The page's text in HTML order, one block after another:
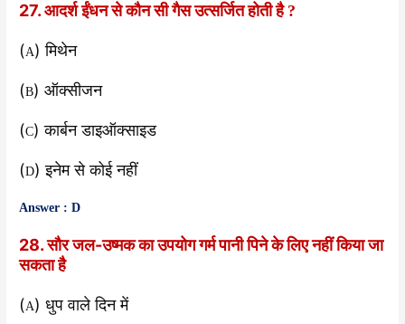
27. आदर्श ईंधन से कौन सी गैस उत्सर्जित होती है ?
(A) मिथेन
(B) ऑक्सीजन
(C) कार्बन डाइऑक्साइड
(D) इनेम से कोई नहीं
Answer : D
28. सौर जल-उष्मक का उपयोग गर्म पानी पिने के लिए नहीं किया जा
सकता है
(A) धुप वाले दिन में